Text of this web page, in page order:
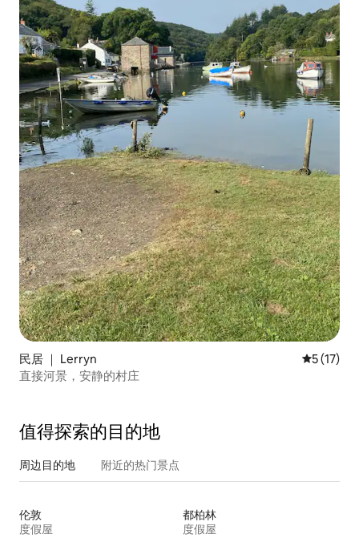
民居 ｜ Lerryn 平均评分
5 (17)
直接河景，安静的村庄
值得探索的目的地
周边目的地 附近的热门景点
伦敦
度假屋
都柏林
度假屋